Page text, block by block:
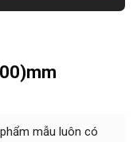
mẫu luôn có